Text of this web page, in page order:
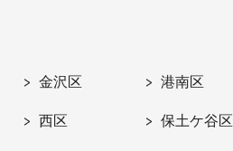
金沢区 港南区
西区 保土ケ谷区